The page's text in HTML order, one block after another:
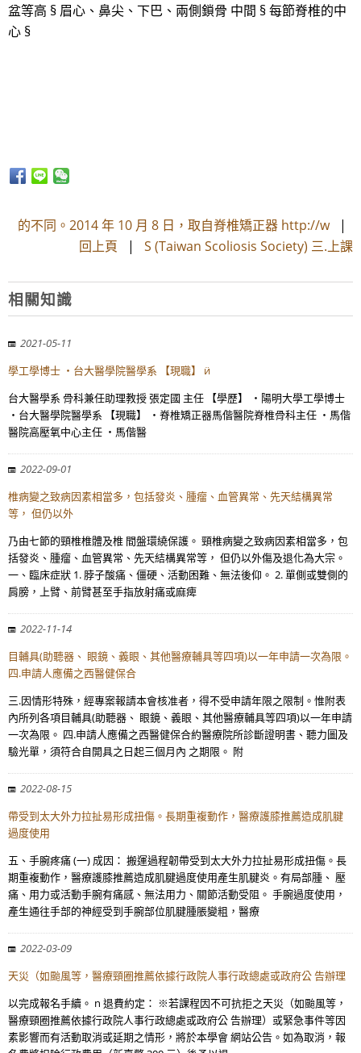
盆等高 § 眉心、鼻尖、下巴、兩側鎖骨 中間 § 每節脊椎的中
心 §
的不同。2014 年 10 月 8 日，取自脊椎矯正器 http://w|
回上頁 | S (Taiwan Scoliosis Society) 三.上課
相關知識
2021-05-11
學工學博士 ・台大醫學院醫學系 【現職】 ӥ
台大醫學系 骨科兼任助理教授 張定國 主任 【學歷】 ・陽明大學工學博士
・台大醫學院醫學系 【現職】 ・脊椎矯正器馬偕醫院脊椎骨科主任 ・馬偕
醫院高壓氧中心主任 ・馬偕醫
2022-09-01
椎病變之致病因素相當多，包括發炎、腫瘤、血管異常、先天結構異常
等， 但仍以外
乃由七節的頸椎椎體及椎 間盤環繞保護。 頸椎病變之致病因素相當多，包
括發炎、腫瘤、血管異常、先天結構異常等， 但仍以外傷及退化為大宗。
一、臨床症狀 1. 脖子酸痛、僵硬、活動困難、無法後仰。 2. 單側或雙側的
肩膀，上臂、前臂甚至手指放射痛或麻痺
2022-11-14
目輔具(助聽器、 眼鏡、義眼、其他醫療輔具等四項)以一年申請一次為限。
四.申請人應備之西醫健保合
三.因情形特殊，經專案報請本會核准者，得不受申請年限之限制。惟附表
內所列各項目輔具(助聽器、 眼鏡、義眼、其他醫療輔具等四項)以一年申請
一次為限。 四.申請人應備之西醫健保合約醫療院所診斷證明書、聽力圖及
驗光單，須符合自開具之日起三個月內 之期限。 附
2022-08-15
帶受到太大外力拉扯易形成扭傷。長期重複動作，醫療護膝推薦造成肌腱
過度使用
五、手腕疼痛 (一) 成因： 搬運過程韌帶受到太大外力拉扯易形成扭傷。長
期重複動作，醫療護膝推薦造成肌腱過度使用產生肌腱炎。有局部腫、 壓
痛、用力或活動手腕有痛感、無法用力、關節活動受阻。 手腕過度使用，
產生通往手部的神經受到手腕部位肌腱腫脹變粗，醫療
2022-03-09
天災（如颱風等，醫療頸圈推薦依據行政院人事行政總處或政府公 告辦理
以完成報名手續。 n 退費約定： ※若課程因不可抗拒之天災（如颱風等，
醫療頸圈推薦依據行政院人事行政總處或政府公 告辦理）或緊急事件等因
素影響而有活動取消或延期之情形，將於本學會 網站公告。如為取消，報